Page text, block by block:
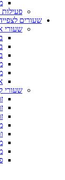
שעורים
שעורי
שעורי